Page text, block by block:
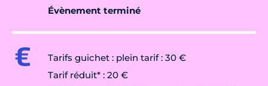
Évènement terminé
Tarifs guichet : plein tarif : 30 €
Tarif réduit* : 20 €